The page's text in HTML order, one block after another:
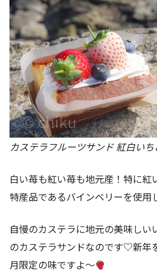
カステラフルーツサンド 紅白い
白い苺も紅い苺も地元産！特に紅
特産品であるバインベリーを使用
自慢のカステラに地元の美味しい
のカステラサンドなのです♡新年
月限定の味ですよ～